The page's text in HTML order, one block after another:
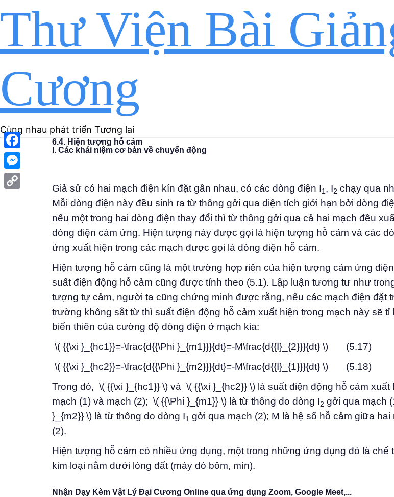
Thư Viện Bài
Cương
Cùng nhau phát triển Tương lai
6.4. Hiện tượng hỗ cảm
I. Các khái niệm cơ bản về chuyển động
Giả sử có hai mạch điện kín đặt gần nhau, có các dòng điện I1 , I2 chạy qua
Mỗi dòng điện này đều sinh ra từ thông gởi qua diện tích giới hạn bởi dòng
nếu một trong hai dòng điện thay đổi thì từ thông gởi qua cả hai mạch đều
dòng điện cảm ứng. Hiện tượng này được gọi là hiện tượng hỗ cảm và các
ứng xuất hiện trong các mạch được gọi là dòng điện hỗ cảm.
Hiện tượng hỗ cảm cũng là một trường hợp riên của hiện tượng cảm ứng
suất điện động hỗ cảm cũng được tính theo (5.1). Lập luận tương tư như
tượng tự cảm, người ta cũng chứng minh được rằng, nếu các mạch điện đặt
trường không sắt từ thì suất điện động hỗ cảm xuất hiện trong mạch này sẽ
biến thiên của cường độ dòng điện ở mạch kia:
\( {{\xi }_{hc1}}=-\frac{d{{\Phi }_{m1}}}{dt}=-M\frac{d{{I}_{2}}}{dt} \) (5.17)
\( {{\xi }_{hc2}}=-\frac{d{{\Phi }_{m2}}}{dt}=-M\frac{d{{I}_{1}}}{dt} \) (5.18)
Trong đó, \( {{\xi }_{hc1}} \) và \( {{\xi }_{hc2}} \) là suất điện động hỗ cảm xuất
mạch (1) và mạch (2); \( {{\Phi }_{m1}} \) là từ thông do dòng I2 gởi qua mạch
}_{m2}} \) là từ thông do dòng I1 gởi qua mạch (2); M là hệ số hỗ cảm giữa hai
(2).
Hiện tượng hỗ cảm có nhiều ứng dụng, một trong những ứng dụng đó là chế
kim loại nằm dưới lòng đất (máy dò bôm, mìn).
Nhận Dạy Kèm Vật Lý Đại Cương Online qua ứng dụng Zoom, Google Meet,...
Facebook
Messenger